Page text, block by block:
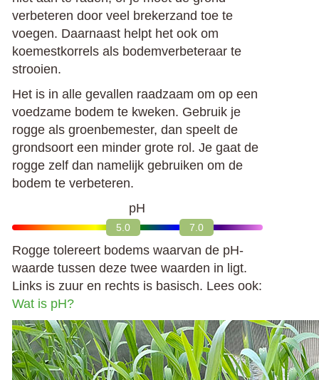
verbeteren door veel brekerzand toe te
voegen. Daarnaast helpt het ook om
koemestkorrels als bodemverbeteraar te
strooien.
Het is in alle gevallen raadzaam om op een
voedzame bodem te kweken. Gebruik je
rogge als groenbemester, dan speelt de
grondsoort een minder grote rol. Je gaat de
rogge zelf dan namelijk gebruiken om de
bodem te verbeteren.
pH
5.0 7.0
Rogge tolereert bodems waarvan de pH-
waarde tussen deze twee waarden in ligt.
Links is zuur en rechts is basisch. Lees ook:
Wat is pH?